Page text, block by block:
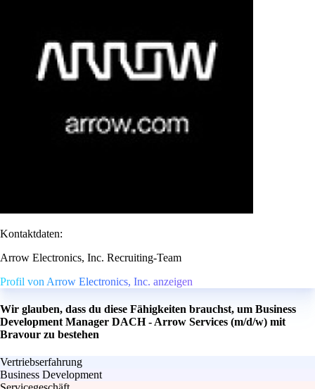
Kontaktdaten:
Arrow Electronics, Inc. Recruiting-Team
Profil von Arrow Electronics, Inc. anzeigen
Wir glauben, dass du diese Fähigkeiten brauchst, um Business
Development Manager DACH - Arrow Services (m/d/w) mit
Bravour zu bestehen
Vertriebserfahrung
Business Development